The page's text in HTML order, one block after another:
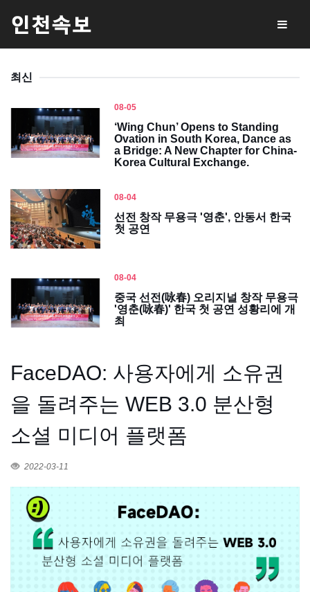
최신
08-05
‘Wing Chun’ Opens to Standing
Ovation in South Korea, Dance as
a Bridge: A New Chapter for China-
Korea Cultural Exchange.
08-04
선전 창작 무용극 '영춘', 안동서 한국
첫 공연
08-04
중국 선전(咏春) 오리지널 창작 무용극
'영춘(咏春)' 한국 첫 공연 성황리에 개
최
FaceDAO: 사용자에게 소유권
을 돌려주는 WEB 3.0 분산형
소셜 미디어 플랫폼
2022-03-11